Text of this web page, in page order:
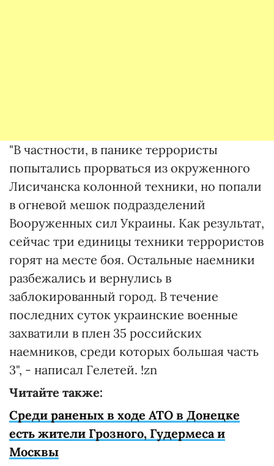
"В частности, в панике террористы
попытались прорваться из окруженного
Лисичанска колонной техники, но попали
в огневой мешок подразделений
Вооруженных сил Украины. Как результат,
сейчас три единицы техники террористов
горят на месте боя. Остальные наемники
разбежались и вернулись в
заблокированный город. В течение
последних суток украинские военные
захватили в плен 35 российских
наемников, среди которых большая часть
3", - написал Гелетей. !zn
Читайте также:
Среди раненых в ходе АТО в Донецке
есть жители Грозного, Гудермеса и
Москвы